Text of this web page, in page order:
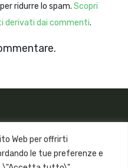
Web per offrirti
le tue preferenze e
ridurre lo spam. Scopri
derivati dai commenti.